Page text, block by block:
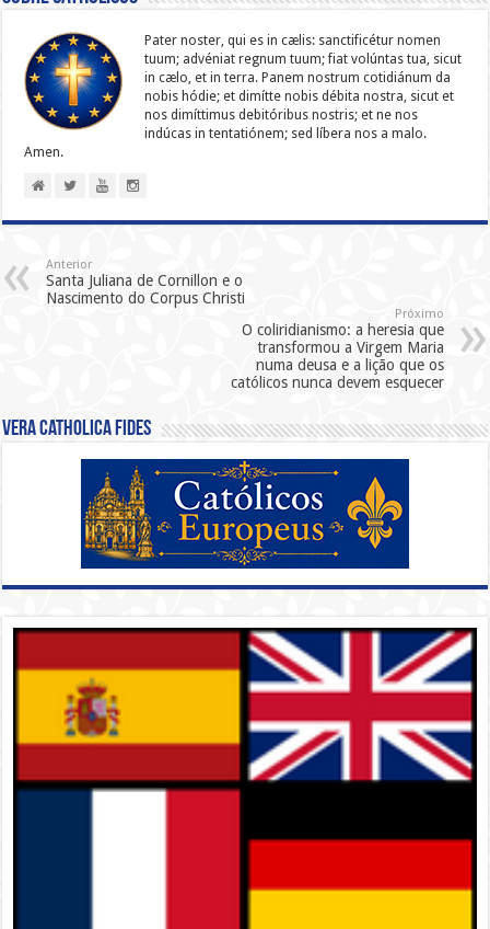
Pater noster, qui es in cælis: sanc­ti­ficétur nomen
tuum; advéniat regnum tuum; fiat volúntas tua, sicut
in cælo, et in terra. Panem nostrum cotidiánum da
nobis hódie; et dimítte nobis débita nostra, sicut et
nos dimíttimus debitóribus nostris; et ne nos
indúcas in ten­ta­tiónem; sed líbera nos a malo.
Amen.
Anterior
Santa Juliana de Cornillon e o
Nascimento do Corpus Christi
Próximo
O coliridianismo: a heresia que
transformou a Virgem Maria
numa deusa e a lição que os
católicos nunca devem esquecer
Vera Catholica Fides